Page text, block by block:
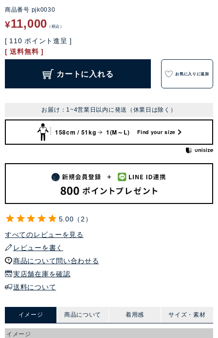
商品番号 pjk0030
¥11,000 税込
[ 110 ポイント進呈 ]
送料無料
カートに入れる お気に入りに追加
お届け：1~4営業日以内に発送（休業日は除く）
158cm / 51kg 1(M～L) Find your size
5.00
2
すべてのレビューを見る
レビューを書く
商品について問い合わせる
実店舗在庫を確認
送料について
イメージ 商品について 着用感 サイズ・素材
イメージ